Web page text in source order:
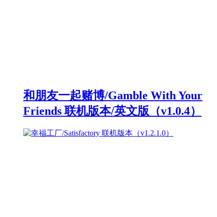
和朋友一起赌博/Gamble With Your
Friends 联机版本/英文版（v1.0.4）